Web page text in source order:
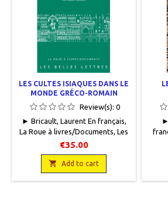
LES CULTES ISIAQUES DANS LE
MONDE GRÉCO-ROMAIN
Review(s): 0
► Bricault, Laurent En français,
La Roue à livres/Documents, Les
Belles Lettres, 2013, 13,5 x 21,
575 pages, broché. Neuf.
9782251339696
€35.00
 Add to cart